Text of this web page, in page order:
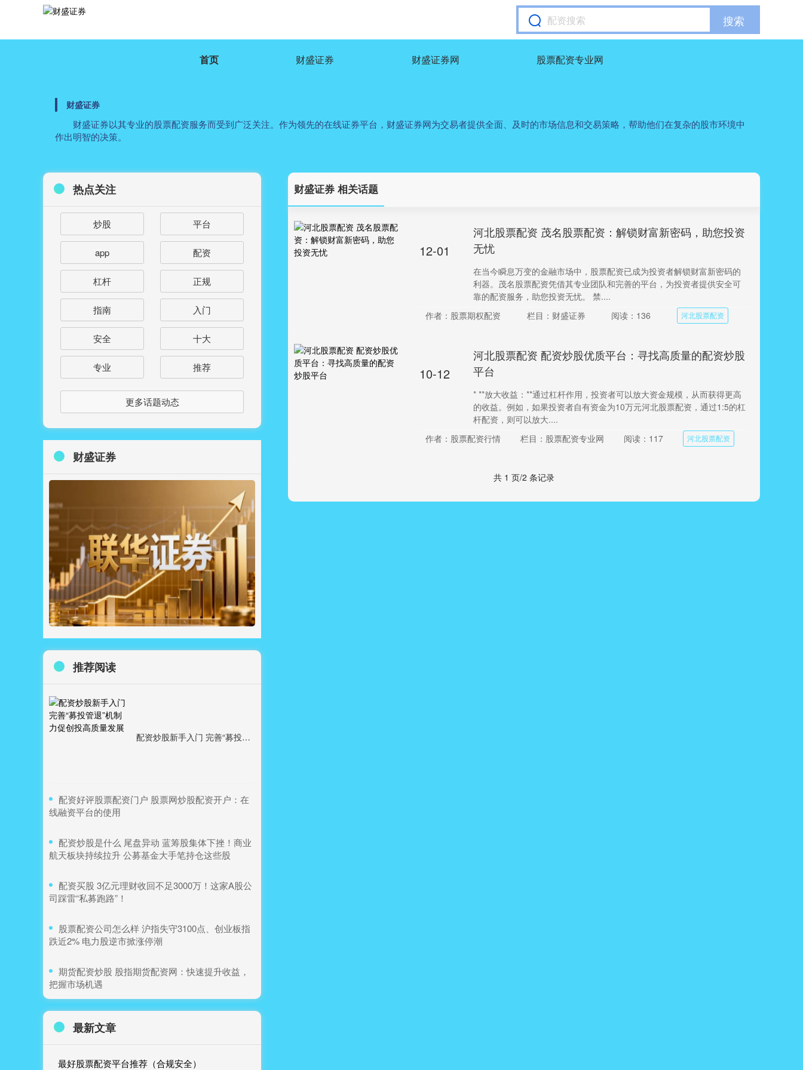
搜索
首页 财盛证券 财盛证券网 股票配资专业网
财盛证券
财盛证券以其专业的股票配资服务而受到广泛关注。作为领先的在线证券平台，财盛证券网为交易者提供全面、及时的市场信息和交易策略，帮助他们在复杂的股市环境中
作出明智的决策。
财盛证券 相关话题
12-01
河北股票配资 茂名股票配资：解锁财富新密码，助您投资
无忧
在当今瞬息万变的金融市场中，股票配资已成为投资者解锁财富新密码的
利器。茂名股票配资凭借其专业团队和完善的平台，为投资者提供安全可
靠的配资服务，助您投资无忧。 禁....
作者：股票期权配资
栏目：财盛证券 阅读：136 河北股票配资
10-12
河北股票配资 配资炒股优质平台：寻找高质量的配资炒股
平台
* **放大收益：**通过杠杆作用，投资者可以放大资金规模，从而获得更高
的收益。例如，如果投资者自有资金为10万元河北股票配资，通过1:5的杠
杆配资，则可以放大....
作者：股票配资行情
栏目：股票配资专业网 阅读：117 河北股票配资
共 1 页/2 条记录
热点关注
炒股 平台
app 配资
杠杆 正规
指南 入门
安全 十大
专业 推荐
更多话题动态
财盛证券
推荐阅读
配资炒股新手入门 完善“募投管退”机制 力促创投高质量发展
​配资好评股票配资门户 股票网炒股配资开户：在
线融资平台的使用
​配资炒股是什么 尾盘异动 蓝筹股集体下挫！商业
航天板块持续拉升 公募基金大手笔持仓这些股
​配资买股 3亿元理财收回不足3000万！这家A股公
司踩雷“私募跑路”！
​股票配资公司怎么样 沪指失守3100点、创业板指
跌近2% 电力股逆市掀涨停潮
​期货配资炒股 股指期货配资网：快速提升收益，
把握市场机遇
最新文章
最好股票配资平台推荐（合规安全）